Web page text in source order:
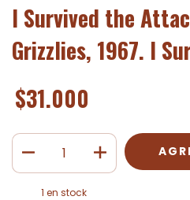
I Survived the
Grizzlies, 1967. I
$31.000
1 en stock